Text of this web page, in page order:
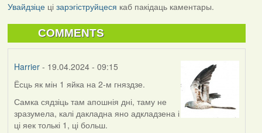
Увайдзіцеці зарэгіструйцеся каб пакідаць каментары.
COMMENTS
Harrier- 19.04.2024 - 09:15
Ёсць як мін 1 яйка на 2-м гняздзе.
Самка сядзіць там апошнія дні, таму не
зразумела, калі дакладна яно адкладзена і
ці яек толькі 1, ці больш.